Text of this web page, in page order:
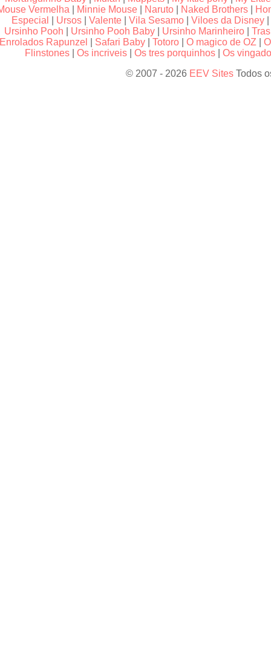
Vermelha
Minnie Mouse Naruto Naked Brothers
Especial
Ursos |Valente |Vila Sesamo |Viloes da Disney
Ursinho Pooh
Ursinho Pooh Baby Ursinho Marinheiro |
Enrolados Rapunzel
Safari Baby Totoro O magico de OZ
Flinstones |Os incriveis |Os tres porquinhos |Os
© 2007 - 2026 EEV Sites Todos